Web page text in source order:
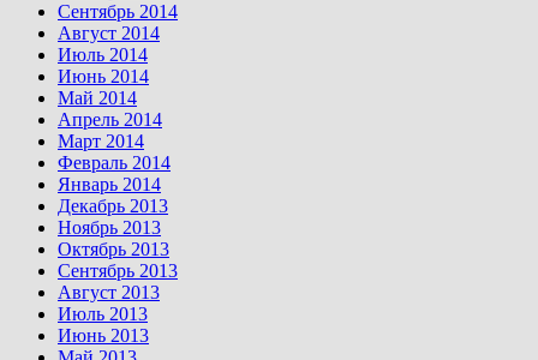
Сентябрь 2014
Август 2014
Июль 2014
Июнь 2014
Май 2014
Апрель 2014
Март 2014
Февраль 2014
Январь 2014
Декабрь 2013
Ноябрь 2013
Октябрь 2013
Сентябрь 2013
Август 2013
Июль 2013
Июнь 2013